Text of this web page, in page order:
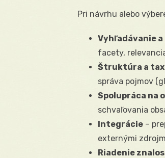
Pri návrhu alebo
Vyhľadávanie
facety,
Štruktúra a
správa pojmov
Spolupráca na
schvaľovania
Integrácie –
externými
Riadenie